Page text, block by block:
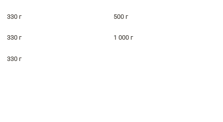
330 г 500 г
330 г 1 000 г
330 г